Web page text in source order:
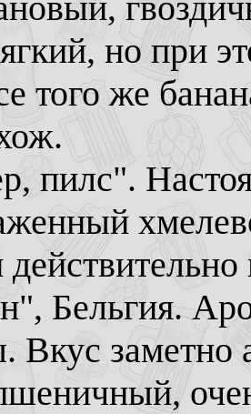
но при
того же
пилс".
Бельгия.
Вкус заметно